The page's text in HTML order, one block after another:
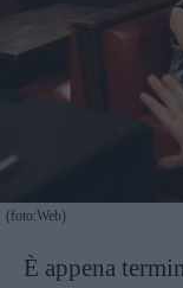
(foto:Web)
È appena